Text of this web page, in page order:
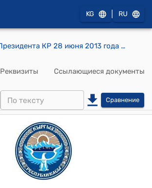
KG RU
Указ Президента КР 28 июня 2013 года УП № 148 "О приеме в гражданство Кыргызской Республики"
Реквизиты Ссылающиеся документы
Сравнение